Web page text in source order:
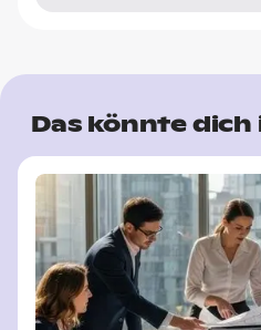
Das könnte